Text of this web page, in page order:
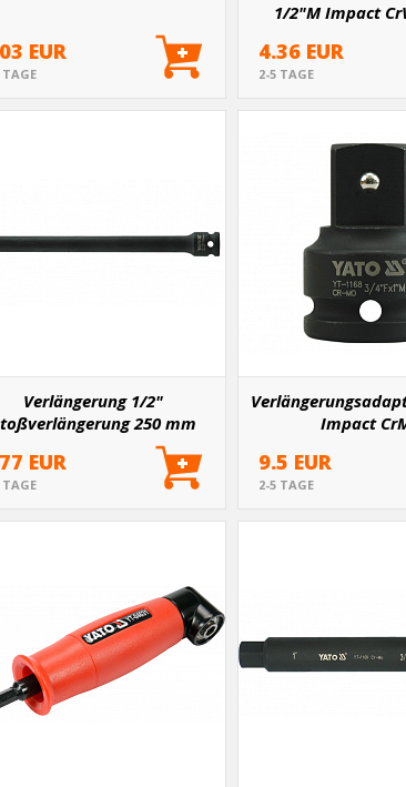
EUR
TAGE
1/2"M Impact
4.36 EUR
2-5 TAGE
Verlängerung 1/2"
250 mm
EUR
TAGE
Impact
9.5 EUR
2-5 TAGE